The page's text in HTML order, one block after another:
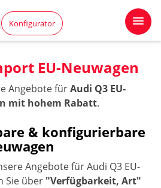
Konfigurator
EU-Neuwagen
Angebote fürAudi Q3 EU-
mit hohem Rabatt.
& konfigurierbare
Angebote für Audi Q3 EU-
Sie über "Verfügbarkeit, Art"